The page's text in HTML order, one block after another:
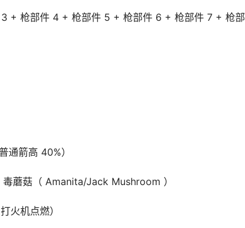
+ 枪部件 4 + 枪部件 5 + 枪部件 6 + 枪部件 7 + 枪部
箭高 40%）
蘑菇（ Amanita/Jack Mushroom ）
火机点燃）